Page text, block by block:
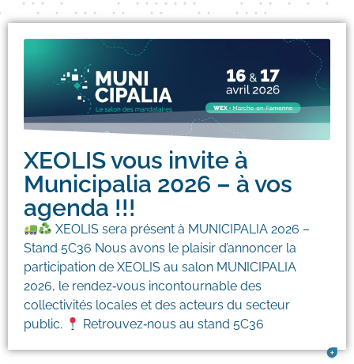
01/04/2026
XEOLIS vous invite à
Municipalia 2026 – à vos
agenda !!!
XEOLIS sera présent à MUNICIPALIA 2026 –
Stand 5C36 Nous avons le plaisir d’annoncer la
participation de XEOLIS au salon MUNICIPALIA
2026, le rendez‑vous incontournable des
collectivités locales et des acteurs du secteur
public.
Retrouvez‑nous au stand 5C36